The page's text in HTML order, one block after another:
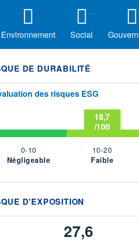
Environnement Social
DE DURABILITÉ
des risques ESG
0-10
Négligeable
18,7
/100
10-20
Faible
D'EXPOSITION
27,6